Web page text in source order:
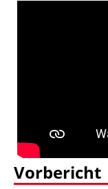
Vorbericht